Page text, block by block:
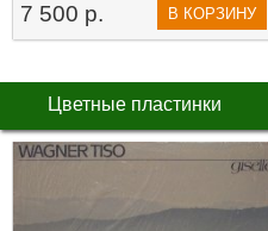
7 500 р. В КОРЗИНУ
Цветные пластинки